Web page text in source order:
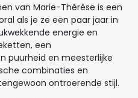
van Marie-Thérèse is een
als je ze een paar jaar in
energie en
een
puurheid en meesterlijke
combinaties en
ontroerende stijl.